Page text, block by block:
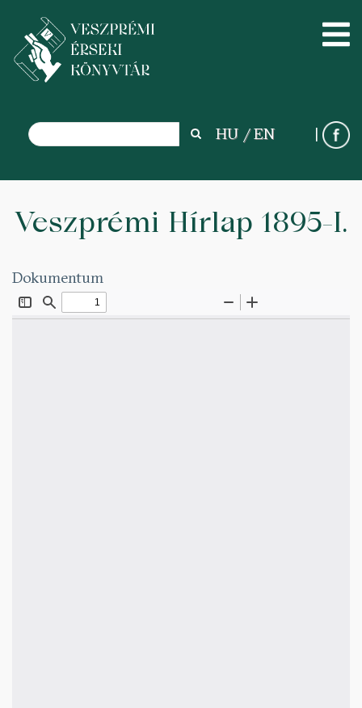
main
Search
Search HU EN
Veszprémi Hírlap 1895-I.
Dokumentum